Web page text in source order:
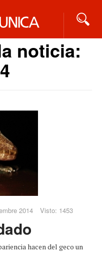
noticia:
2014 Visto: 1453
hacen del geco un